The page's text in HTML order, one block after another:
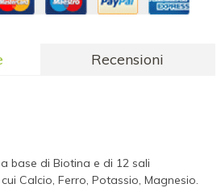
Recensioni
base di Biotina e di 12 sali
Calcio, Ferro, Potassio, Magnesio.